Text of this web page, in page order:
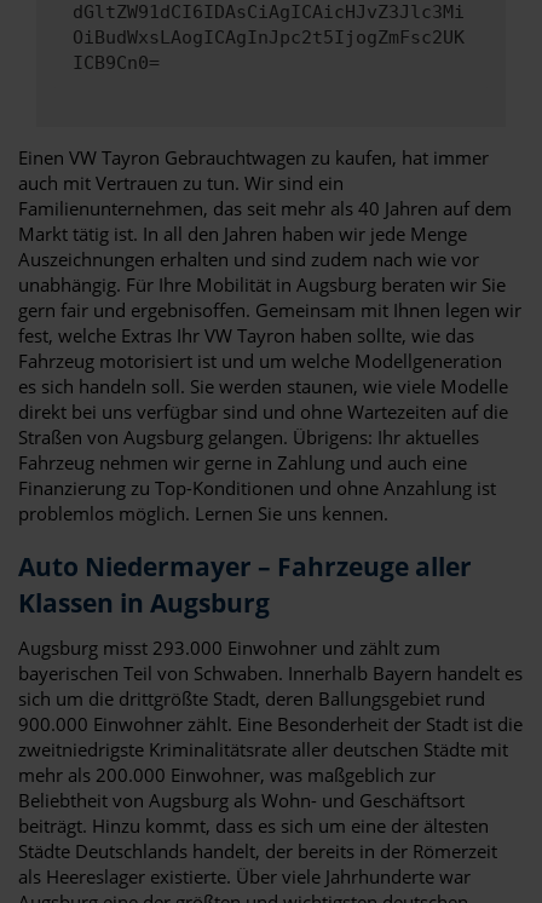
dGltZW91dCI6IDAsCiAgICAicHJvZ3Jlc3Mi
OiBudWxsLAogICAgInJpc2t5IjogZmFsc2UK
ICB9Cn0=
Einen VW Tayron Gebrauchtwagen zu kaufen, hat immer
auch mit Vertrauen zu tun. Wir sind ein
Familienunternehmen, das seit mehr als 40 Jahren auf dem
Markt tätig ist. In all den Jahren haben wir jede Menge
Auszeichnungen erhalten und sind zudem nach wie vor
unabhängig. Für Ihre Mobilität in Augsburg beraten wir Sie
gern fair und ergebnisoffen. Gemeinsam mit Ihnen legen wir
fest, welche Extras Ihr VW Tayron haben sollte, wie das
Fahrzeug motorisiert ist und um welche Modellgeneration
es sich handeln soll. Sie werden staunen, wie viele Modelle
direkt bei uns verfügbar sind und ohne Wartezeiten auf die
Straßen von Augsburg gelangen. Übrigens: Ihr aktuelles
Fahrzeug nehmen wir gerne in Zahlung und auch eine
Finanzierung zu Top-Konditionen und ohne Anzahlung ist
problemlos möglich. Lernen Sie uns kennen.
Auto Niedermayer – Fahrzeuge aller
Klassen in Augsburg
Augsburg misst 293.000 Einwohner und zählt zum
bayerischen Teil von Schwaben. Innerhalb Bayern handelt es
sich um die drittgrößte Stadt, deren Ballungsgebiet rund
900.000 Einwohner zählt. Eine Besonderheit der Stadt ist die
zweitniedrigste Kriminalitätsrate aller deutschen Städte mit
mehr als 200.000 Einwohner, was maßgeblich zur
Beliebtheit von Augsburg als Wohn- und Geschäftsort
beiträgt. Hinzu kommt, dass es sich um eine der ältesten
Städte Deutschlands handelt, der bereits in der Römerzeit
als Heereslager existierte. Über viele Jahrhunderte war